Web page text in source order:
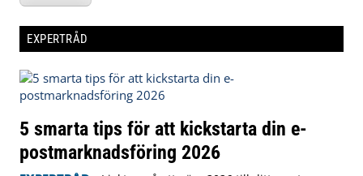
EXPERTRÅD
5 smarta tips för att kickstarta din e-
postmarknadsföring 2026